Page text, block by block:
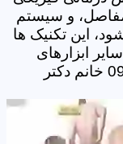
و سیستم
این تکنیک ها
ابزارهای
فیزیک درمانی می شود. 09106210197 خانم دکتر